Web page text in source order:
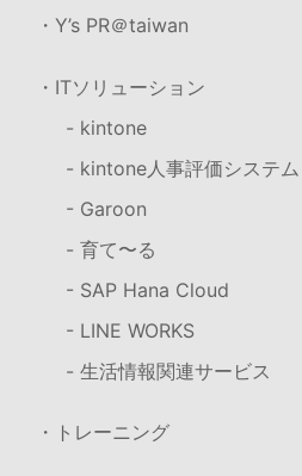
・Y’s PR＠taiwan
・ITソリューション
- kintone
- kintone人事評価システム
- Garoon
- 育て〜る
- SAP Hana Cloud
- LINE WORKS
- 生活情報関連サービス
・トレーニング